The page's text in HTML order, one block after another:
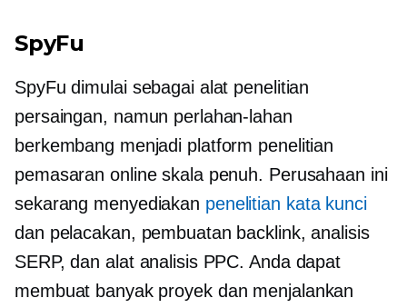
SpyFu
SpyFu dimulai sebagai alat penelitian
persaingan, namun perlahan-lahan
berkembang menjadi platform penelitian
pemasaran online skala penuh. Perusahaan ini
sekarang menyediakan penelitian kata kunci
dan pelacakan, pembuatan backlink, analisis
SERP, dan alat analisis PPC. Anda dapat
membuat banyak proyek dan menjalankan